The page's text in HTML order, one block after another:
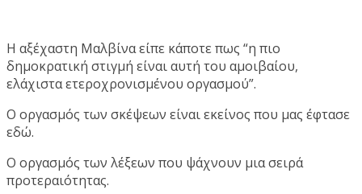
Η αξέχαστη Μαλβίνα είπε κάποτε πως “η πιο
δημοκρατική στιγμή είναι αυτή του αμοιβαίου,
ελάχιστα ετεροχρονισμένου οργασμού”.
Ο οργασμός των σκέψεων είναι εκείνος που μας έφτασε
εδώ.
Ο οργασμός των λέξεων που ψάχνουν μια σειρά
προτεραιότητας.